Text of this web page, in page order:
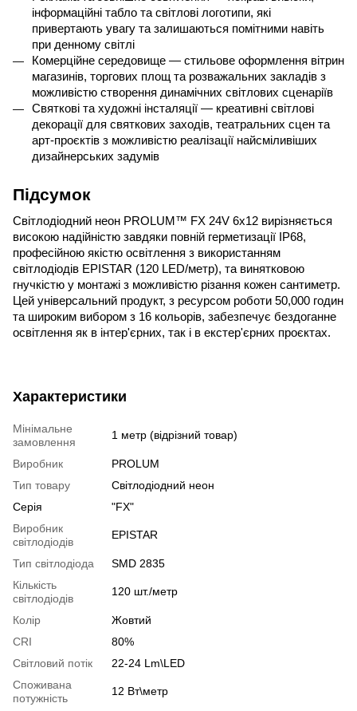
інформаційні табло та світлові логотипи, які
привертають увагу та залишаються помітними навіть
при денному світлі
Комерційне середовище — стильове оформлення вітрин
магазинів, торгових площ та розважальних закладів з
можливістю створення динамічних світлових сценаріїв
Святкові та художні інсталяції — креативні світлові
декорації для святкових заходів, театральних сцен та
арт-проєктів з можливістю реалізації найсміливіших
дизайнерських задумів
Підсумок
Світлодіодний неон PROLUM™ FX 24V 6x12 вирізняється
високою надійністю завдяки повній герметизації IP68,
професійною якістю освітлення з використанням
світлодіодів EPISTAR (120 LED/метр), та винятковою
Цей універсальний продукт, з ресурсом роботи 50,000 годин
та широким вибором з 16 кольорів, забезпечує бездоганне
освітлення як в інтер'єрних, так і в екстер'єрних проєктах.
Характеристики
Мінімальне
замовлення
1 метр (відрізний товар)
Виробник
PROLUM
Тип товару
Світлодіодний неон
Серія
"FX"
Виробник
світлодіодів
EPISTAR
Тип світлодіода
SMD 2835
Кількість
світлодіодів
120 шт./метр
Колір
Жовтий
CRI
80%
Світловий потік
22-24 Lm\LED
Споживана
потужність
12 Вт\метр